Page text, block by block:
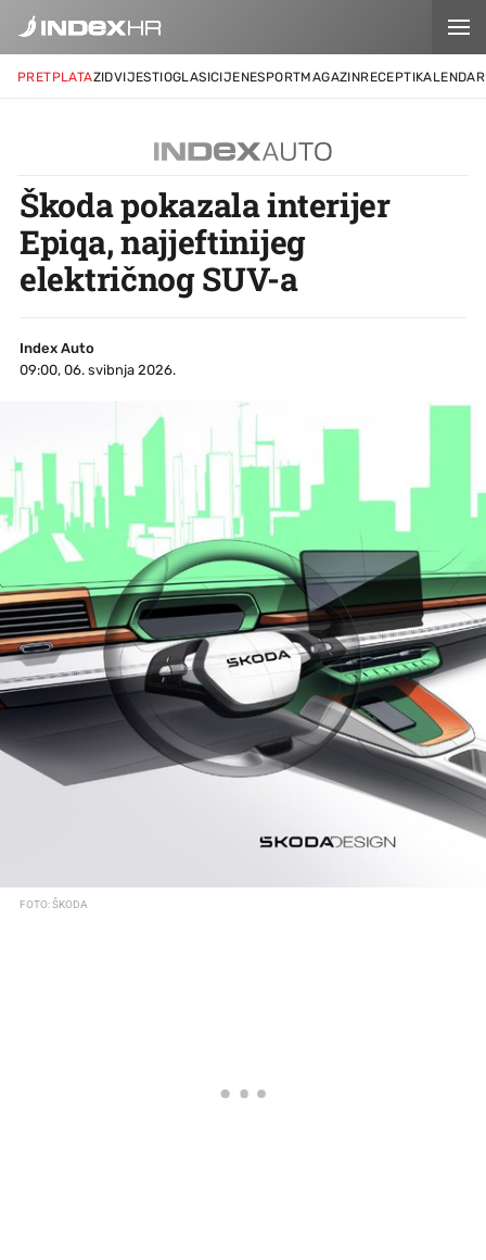
PRETPLATAZIDVIJESTIOGLASICIJENESPORTMAGAZINRECEPTIKALENDAR
Škoda pokazala interijer
Epiqa, najjeftinijeg
električnog SUV-a
Index Auto
09:00, 06. svibnja 2026.
FOTO: ŠKODA